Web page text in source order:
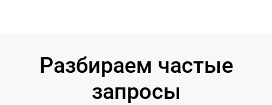
Разбираем частые
запросы